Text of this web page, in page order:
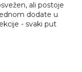
ali postoje
dodate u
- svaki put